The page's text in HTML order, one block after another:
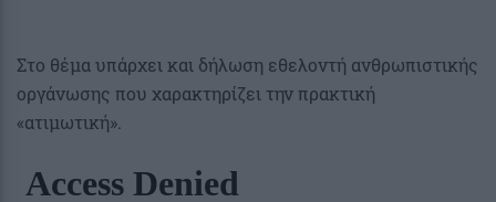
Στο θέμα υπάρχει και δήλωση εθελοντή ανθρωπιστικής
οργάνωσης που χαρακτηρίζει την πρακτική
«ατιμωτική».